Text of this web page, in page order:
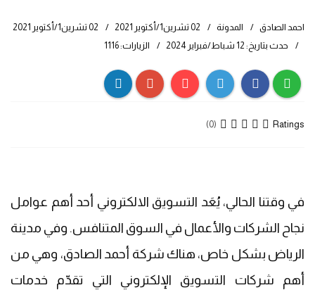
احمد الصادق المدونة 02 تشرين1/أكتوير 2021
02 تشرين1/أكتوير 2021
حدث بتاريخ: 12 شباط/فبراير 2024
الزيارات: 1116
Ratings
(0)
في وقتنا الحالي، يُعَد التسويق الالكتروني أحد أهم عوامل
نجاح الشركات والأعمال في السوق المتنافس. وفي مدينة
الرياض بشكل خاص، هناك شركة أحمد الصادق، وهي من
أهم شركات التسويق الإلكتروني التي تقدّم خدمات